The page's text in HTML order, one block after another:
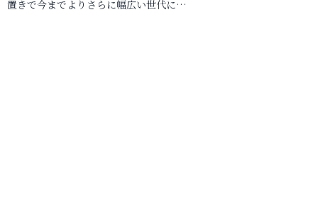
置きで今までよりさらに幅広い世代に…